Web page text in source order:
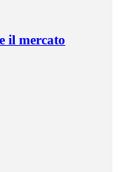
il mercato